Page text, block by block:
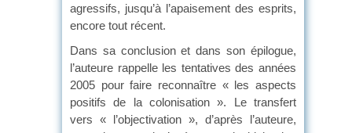
agressifs, jusqu’à l’apaisement des esprits,
encore tout récent.
Dans sa conclusion et dans son épilogue,
l’auteure rappelle les tentatives des années
2005 pour faire reconnaître « les aspects
positifs de la colonisation ». Le transfert
vers « l’objectivation », d’après l’auteure,